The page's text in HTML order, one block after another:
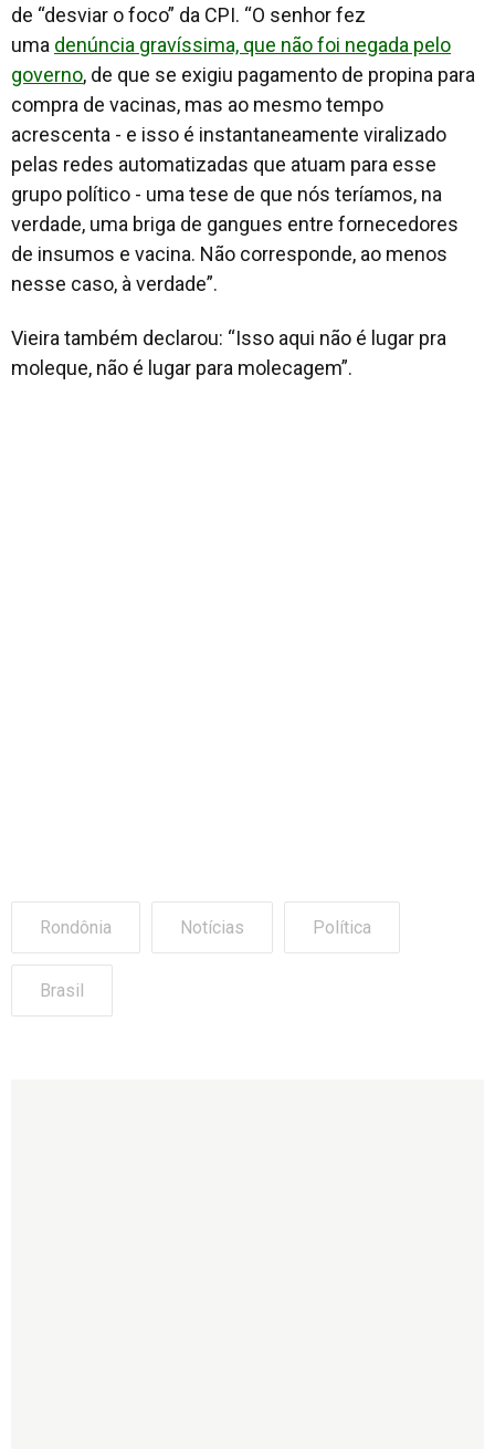
de “desviar o foco” da CPI. “O senhor fez
uma denúncia gravíssima, que não foi negada pelo
governo, de que se exigiu pagamento de propina para
compra de vacinas, mas ao mesmo tempo
acrescenta - e isso é instantaneamente viralizado
pelas redes automatizadas que atuam para esse
grupo político - uma tese de que nós teríamos, na
verdade, uma briga de gangues entre fornecedores
de insumos e vacina. Não corresponde, ao menos
nesse caso, à verdade”.
Vieira também declarou: “Isso aqui não é lugar pra
moleque, não é lugar para molecagem”.
Rondônia Notícias Política
Brasil